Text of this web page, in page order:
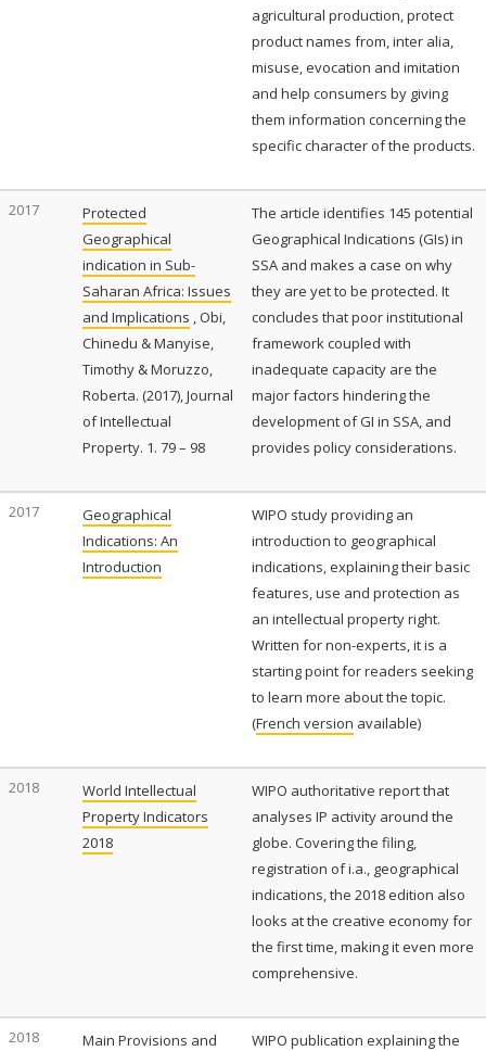
agricultural production, protect
product names from, inter alia,
misuse, evocation and imitation
and help consumers by giving
them information concerning the
specific character of the products.
2017
Protected
Geographical
indication in Sub-
Saharan Africa: Issues
and Implications , Obi,
Chinedu & Manyise,
Timothy & Moruzzo,
Roberta. (2017), Journal
of Intellectual
Property. 1. 79 – 98
The article identifies 145 potential
Geographical Indications (GIs) in
SSA and makes a case on why
they are yet to be protected. It
concludes that poor institutional
framework coupled with
inadequate capacity are the
major factors hindering the
development of GI in SSA, and
provides policy considerations.
2017
Geographical
Indications: An
Introduction
WIPO study providing an
introduction to geographical
indications, explaining their basic
features, use and protection as
an intellectual property right.
Written for non-experts, it is a
starting point for readers seeking
to learn more about the topic.
(French version available)
2018
World Intellectual
Property Indicators
2018
WIPO authoritative report that
analyses IP activity around the
globe. Covering the filing,
registration of i.a., geographical
indications, the 2018 edition also
looks at the creative economy for
the first time, making it even more
comprehensive.
2018
Main Provisions and
WIPO publication explaining the